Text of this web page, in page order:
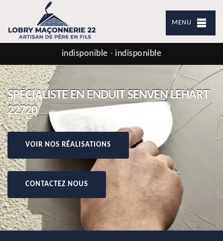
MENU
indisponible - indisponible
SPÉCIALISTE EN ENDUIT SENVEN LEHART
22720
VOIR NOS RÉALISATIONS
CONTACTEZ NOUS